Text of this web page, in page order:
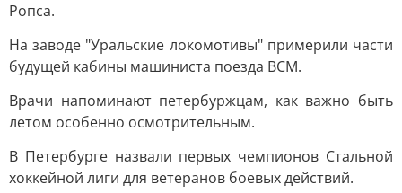
Ропса.
На заводе "Уральские локомотивы" примерили части
будущей кабины машиниста поезда ВСМ.
Врачи напоминают петербуржцам, как важно быть
летом особенно осмотрительным.
В Петербурге назвали первых чемпионов Стальной
хоккейной лиги для ветеранов боевых действий.